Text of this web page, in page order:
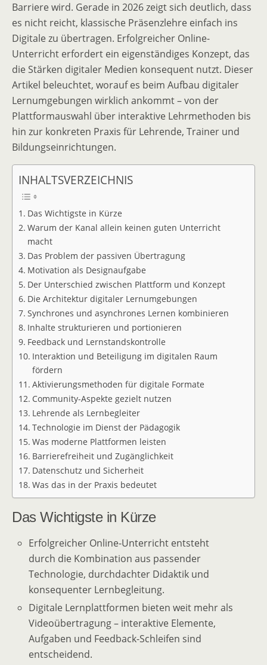
Barriere wird. Gerade in 2026 zeigt sich deutlich, dass
es nicht reicht, klassische Präsenzlehre einfach ins
Digitale zu übertragen. Erfolgreicher Online-
Unterricht erfordert ein eigenständiges Konzept, das
die Stärken digitaler Medien konsequent nutzt. Dieser
Artikel beleuchtet, worauf es beim Aufbau digitaler
Lernumgebungen wirklich ankommt – von der
Plattformauswahl über interaktive Lehrmethoden bis
hin zur konkreten Praxis für Lehrende, Trainer und
Bildungseinrichtungen.
INHALTSVERZEICHNIS
Das Wichtigste in Kürze
Warum der Kanal allein keinen guten Unterricht
macht
Das Problem der passiven Übertragung
Motivation als Designaufgabe
Der Unterschied zwischen Plattform und Konzept
Die Architektur digitaler Lernumgebungen
Synchrones und asynchrones Lernen kombinieren
Inhalte strukturieren und portionieren
Feedback und Lernstandskontrolle
Interaktion und Beteiligung im digitalen Raum
fördern
Aktivierungsmethoden für digitale Formate
Community-Aspekte gezielt nutzen
Lehrende als Lernbegleiter
Technologie im Dienst der Pädagogik
Was moderne Plattformen leisten
Barrierefreiheit und Zugänglichkeit
Datenschutz und Sicherheit
Was das in der Praxis bedeutet
Das Wichtigste in Kürze
Erfolgreicher Online-Unterricht entsteht
durch die Kombination aus passender
Technologie, durchdachter Didaktik und
konsequenter Lernbegleitung.
Digitale Lernplattformen bieten weit mehr als
Videoübertragung – interaktive Elemente,
Aufgaben und Feedback-Schleifen sind
entscheidend.